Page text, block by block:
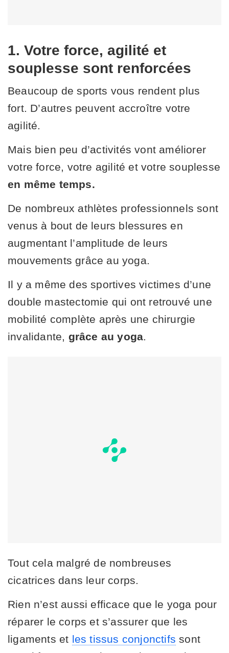
1. Votre force, agilité et
souplesse sont renforcées
Beaucoup de sports vous rendent plus
fort. D’autres peuvent accroître votre
agilité.
Mais bien peu d’activités vont améliorer
votre force, votre agilité et votre souplesse
en même temps.
De nombreux athlètes professionnels sont
venus à bout de leurs blessures en
augmentant l’amplitude de leurs
mouvements grâce au yoga.
Il y a même des sportives victimes d’une
double mastectomie qui ont retrouvé une
mobilité complète après une chirurgie
invalidante, grâce au yoga.
Tout cela malgré de nombreuses
cicatrices dans leur corps.
Rien n’est aussi efficace que le yoga pour
réparer le corps et s’assurer que les
ligaments et les tissus conjonctifs sont